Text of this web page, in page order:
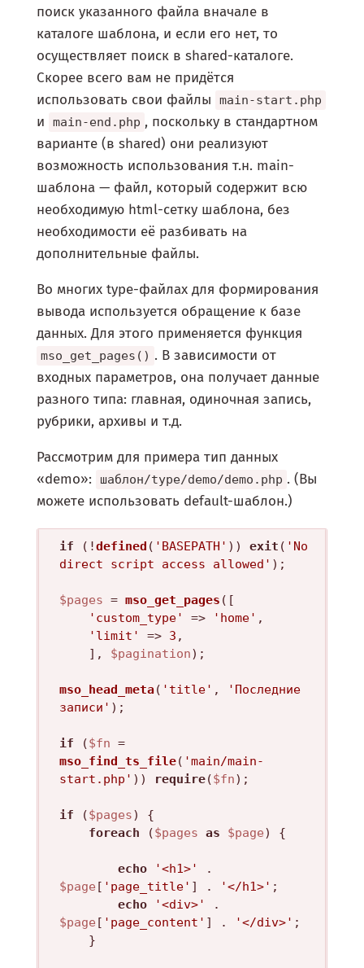
поиск указанного файла вначале в
каталоге шаблона, и если его нет, то
осуществляет поиск в shared-каталоге.
Скорее всего вам не придётся
использовать свои файлы
main-start.php
и main-end.php , поскольку в стандартном
варианте (в shared) они реализуют
возможность использования т.н. main-
шаблона — файл, который содержит всю
необходимую html-сетку шаблона, без
необходимости её разбивать на
дополнительные файлы.
Во многих type-файлах для формирования
вывода используется обращение к базе
данных. Для этого применяется функция
mso_get_pages() . В зависимости от
входных параметров, она получает данные
разного типа: главная, одиночная запись,
рубрики, архивы и т.д.
Рассмотрим для примера тип данных
«demo»:
шаблон/type/demo/demo.php . (Вы
можете использовать default-шаблон.)
if (!defined ( 'BASEPATH' )) exit ( 'No
direct script access allowed' );
$pages = mso_get_pages ([
'custom_type'
=> 'home' ,
'limit'
=> 3 ,
	],
$pagination);
mso_head_meta( 'title' ,
'Последние
записи' );
if ($fn
mso_find_ts_file( 'main/main-
start.php' )) require($fn);
if ($pages) {
foreach ($pages as $page) {
echo '<h1>'
$page [ 'page_title' ] . '</h1>' ;
echo
'<div>'
$page [ 'page_content' ] . '</div>' ;